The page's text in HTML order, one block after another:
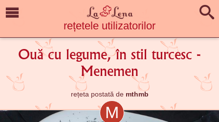
rețetele utilizatorilor
Ouă cu legume, în stil turcesc -
Menemen
rețeta postată de mthmb
M